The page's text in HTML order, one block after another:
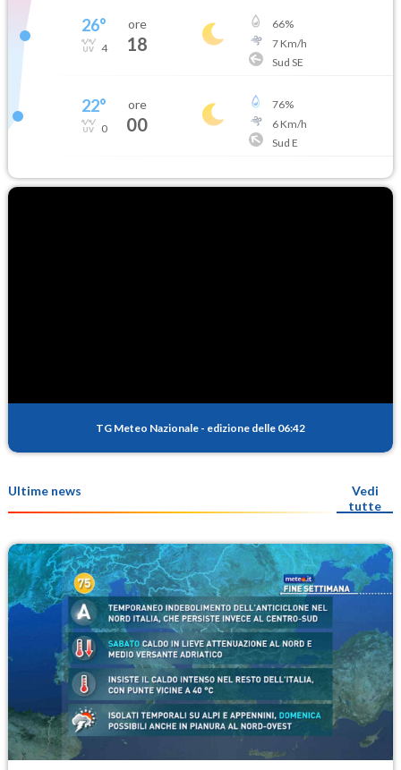
26°
4
ore
18
66%
7Km/h
Sud SE
22°
0
ore
00
76%
6Km/h
Sud E
TG Meteo Nazionale - edizione delle 06:42
Ultime news
Vedi
tutte